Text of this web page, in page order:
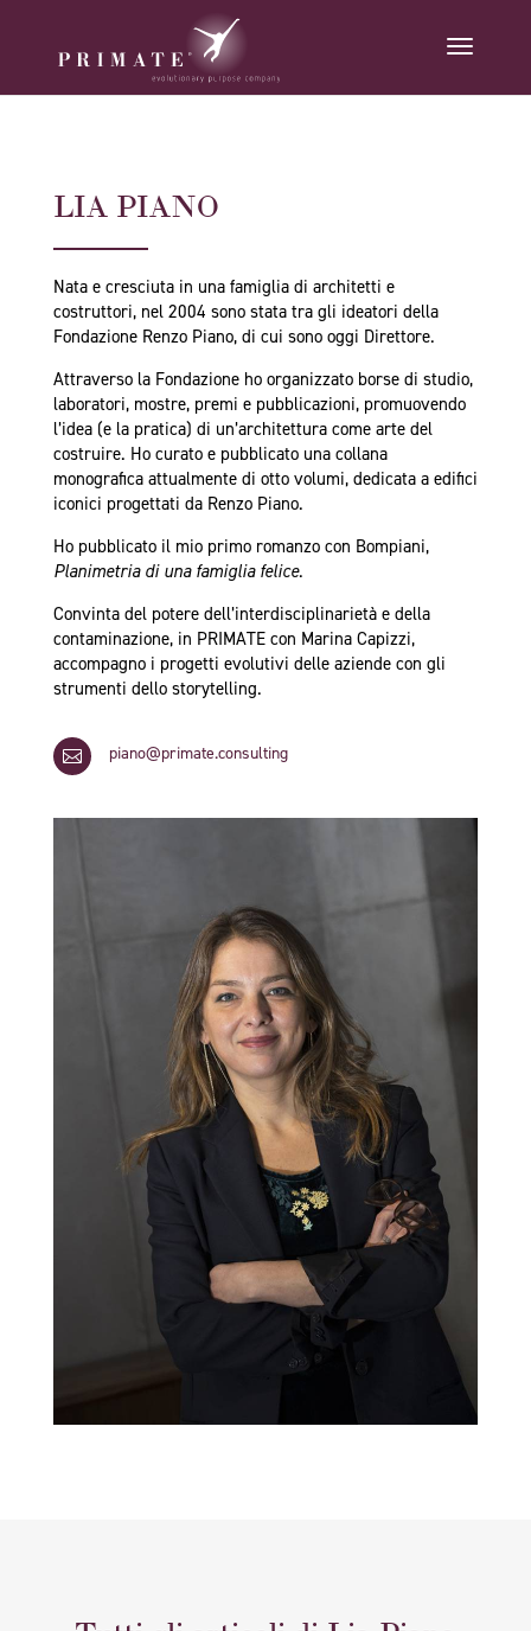
LIA PIANO
Nata e cresciuta in una famiglia di architetti e
costruttori, nel 2004 sono stata tra gli ideatori della
Fondazione Renzo Piano, di cui sono oggi Direttore.
Attraverso la Fondazione ho organizzato borse di studio,
laboratori, mostre, premi e pubblicazioni, promuovendo
l’idea (e la pratica) di un’architettura come arte del
costruire. Ho curato e pubblicato una collana
monografica attualmente di otto volumi, dedicata a edifici
iconici progettati da Renzo Piano.
Ho pubblicato il mio primo romanzo con Bompiani,
Planimetria di una famiglia felice.
Convinta del potere dell’interdisciplinarietà e della
contaminazione, in PRIMATE con Marina Capizzi,
accompagno i progetti evolutivi delle aziende con gli
strumenti dello storytelling.
 piano@primate.consulting